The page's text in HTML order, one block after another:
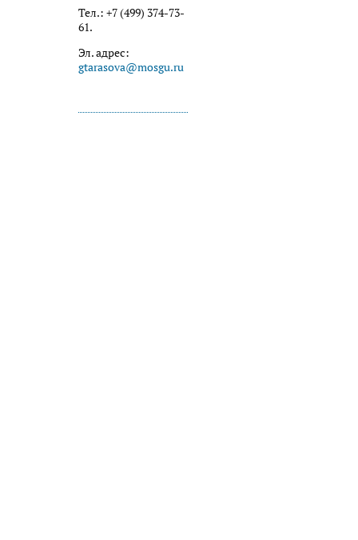
Тел.: +7 (499) 374-73-
61.
Эл. адрес:
gtarasova@mosgu.ru